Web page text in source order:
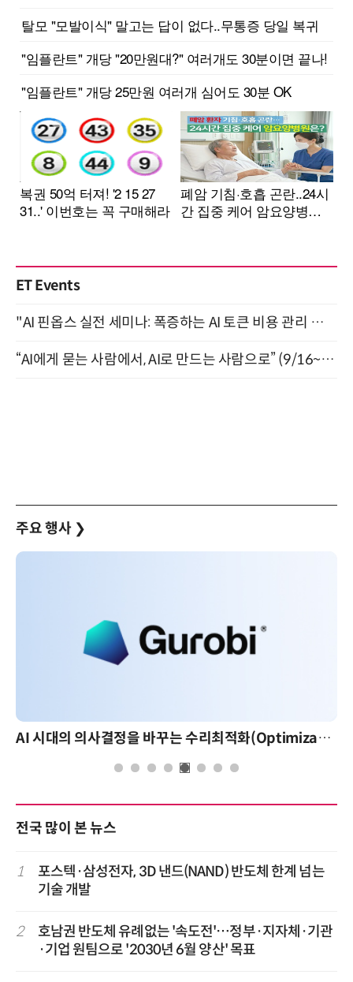
ET Events
"AI 핀옵스 실전 세미나: 폭증하는 AI 토큰 비용 관리 전략" 8월 21일 개최
“AI에게 묻는 사람에서, AI로 만드는 사람으로” (9/16~17)
주요 행사 ❯
AI 시대의 의사결정을 바꾸는 수리최적화(Optimization): 실제 산업 적용 사례와 활용 전략
전국 많이 본 뉴스
1
포스텍·삼성전자, 3D 낸드(NAND) 반도체 한계 넘는
기술 개발
2
호남권 반도체 유례없는 '속도전'…정부·지자체·기관
·기업 원팀으로 '2030년 6월 양산' 목표